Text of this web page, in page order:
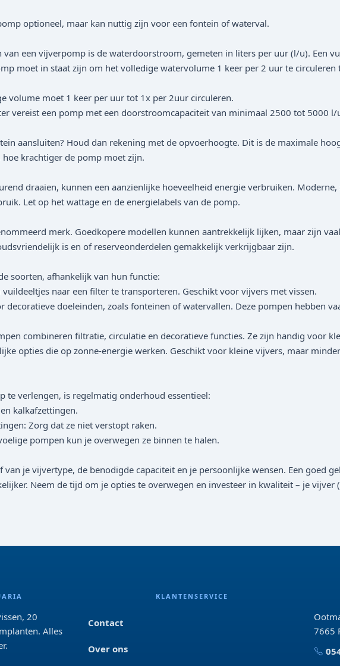
optioneel, maar kan nuttig zijn voor een fontein of waterval.
van een vijverpomp is de waterdoorstroom, gemeten in liters per uur (l/u). Een
moet in staat zijn om het volledige watervolume 1 keer per 2 uur te circuleren
moet 1 keer per uur tot 1x per 2uur circuleren.
vereist een pomp met een doorstroomcapaciteit van minimaal 2500 tot 5000 l/
aansluiten? Houd dan rekening met de opvoerhoogte. Dit is de maximale
krachtiger de pomp moet zijn.
draaien, kunnen een aanzienlijke hoeveelheid energie verbruiken.
Let op het wattage en de energielabels van de pomp.
merk. Goedkopere modellen kunnen aantrekkelijk lijken, maar zijn
is en of reserveonderdelen gemakkelijk verkrijgbaar zijn.
soorten, afhankelijk van hun functie:
naar een filter te transporteren. Geschikt voor vijvers met vissen.
doeleinden, zoals fonteinen of watervallen. Deze pompen hebben
combineren filtratie, circulatie en decoratieve functies. Ze zijn handig voor
die op zonne-energie werken. Geschikt voor kleine vijvers, maar
te verlengen, is regelmatig onderhoud essentieel:
kalkafzettingen.
Zorg dat ze niet verstopt raken.
pompen kun je overwegen ze binnen te halen.
je vijvertype, de benodigde capaciteit en je persoonlijke wensen. Een goed
Neem de tijd om je opties te overwegen en investeer in kwaliteit – je vijver
20
Alles
KLANTENSERVICE
Contact
Over ons
7665